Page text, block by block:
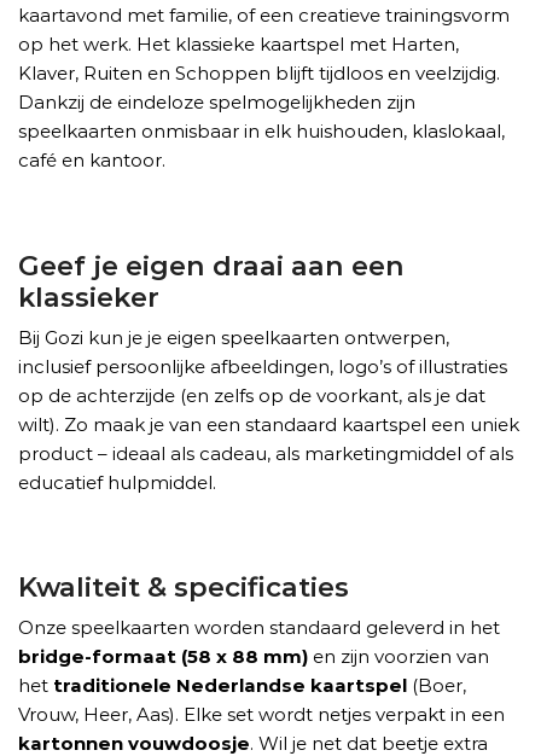
kaartavond met familie, of een creatieve trainingsvorm
op het werk. Het klassieke kaartspel met Harten,
Klaver, Ruiten en Schoppen blijft tijdloos en veelzijdig.
Dankzij de eindeloze spelmogelijkheden zijn
speelkaarten onmisbaar in elk huishouden, klaslokaal,
café en kantoor.
Geef je eigen draai aan een
klassieker
Bij Gozi kun je je eigen speelkaarten ontwerpen,
inclusief persoonlijke afbeeldingen, logo’s of illustraties
op de achterzijde (en zelfs op de voorkant, als je dat
wilt). Zo maak je van een standaard kaartspel een uniek
product – ideaal als cadeau, als marketingmiddel of als
educatief hulpmiddel.
Kwaliteit & specificaties
Onze speelkaarten worden standaard geleverd in het
bridge-formaat (58 x 88 mm) en zijn voorzien van
het traditionele Nederlandse kaartspel (Boer,
Vrouw, Heer, Aas). Elke set wordt netjes verpakt in een
kartonnen vouwdoosje. Wil je net dat beetje extra